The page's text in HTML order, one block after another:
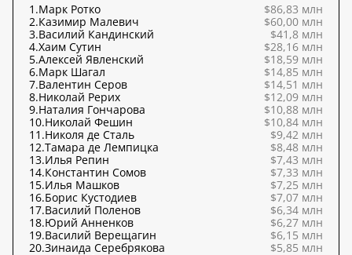
1.Марк Ротко
$86,83 млн
2.Казимир Малевич
$60,00 млн
3.Василий Кандинский
$41,8 млн
4.Хаим Сутин
$28,16 млн
5.Алексей Явленский
$18,59 млн
6.Марк Шагал
$14,85 млн
7.Валентин Серов
$14,51 млн
8.Николай Рерих
$12,09 млн
9.Наталия Гончарова
$10,88 млн
10.Николай Фешин
$10,84 млн
11.Николя де Сталь
$9,42 млн
12.Тамара де Лемпицка
$8,48 млн
13.Илья Репин
$7,43 млн
14.Константин Сомов
$7,33 млн
15.Илья Машков
$7,25 млн
16.Борис Кустодиев
$7,07 млн
17.Василий Поленов
$6,34 млн
18.Юрий Анненков
$6,27 млн
19.Василий Верещагин
$6,15 млн
20.Зинаида Серебрякова
$5,85 млн